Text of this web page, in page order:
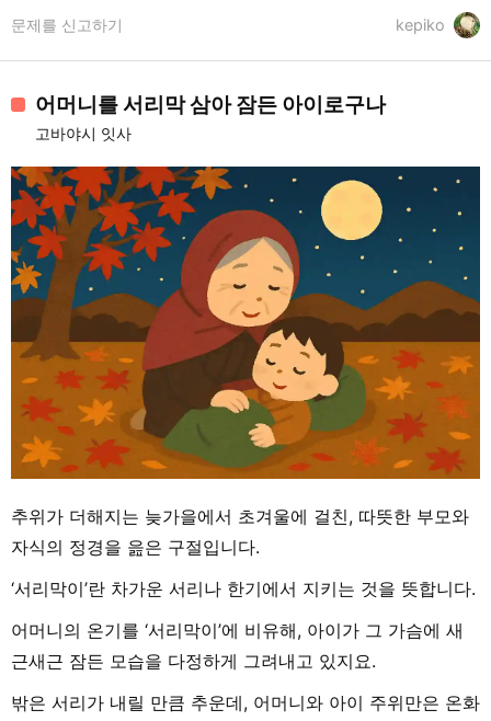
kepiko
문제를 신고하기
어머니를 서리막 삼아 잠든 아이로구나
고바야시 잇사
추위가 더해지는 늦가을에서 초겨울에 걸친, 따뜻한 부모와
자식의 정경을 읊은 구절입니다.
‘서리막이’란 차가운 서리나 한기에서 지키는 것을 뜻합니다.
어머니의 온기를 ‘서리막이’에 비유해, 아이가 그 가슴에 새
근새근 잠든 모습을 다정하게 그려내고 있지요.
밖은 서리가 내릴 만큼 추운데, 어머니와 아이 주위만은 온화